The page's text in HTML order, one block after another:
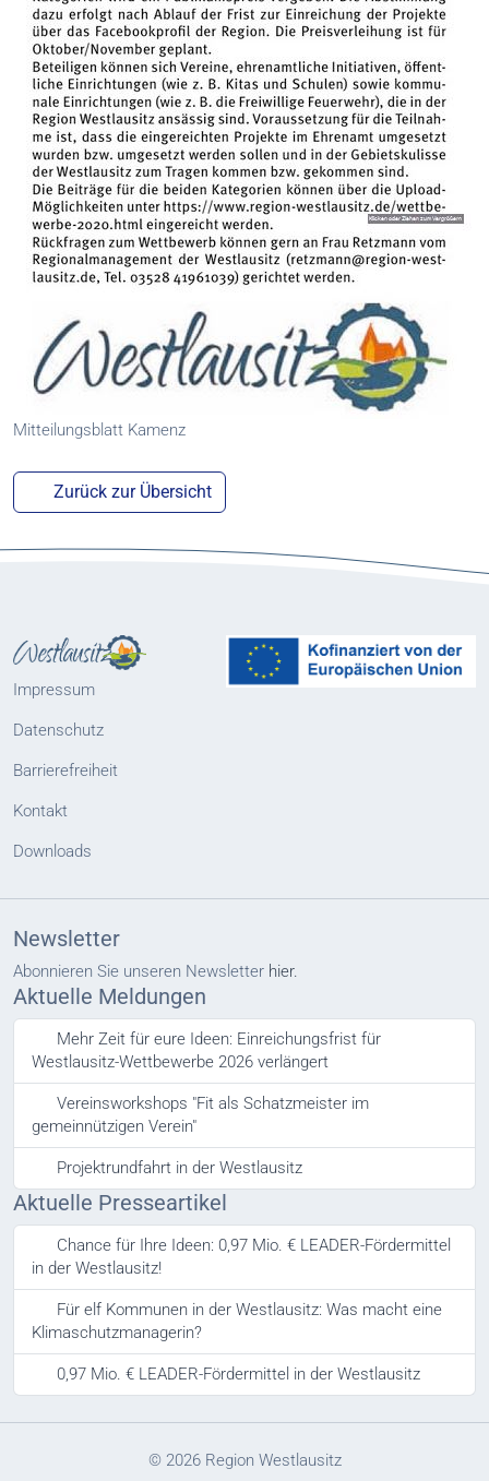
Mitteilungsblatt Kamenz
Zurück zur Übersicht
Impressum
Datenschutz
Barrierefreiheit
Kontakt
Downloads
Newsletter
Abonnieren Sie unseren Newsletter hier.
Aktuelle Meldungen
Mehr Zeit für eure Ideen: Einreichungsfrist für
Westlausitz-Wettbewerbe 2026 verlängert
Vereinsworkshops "Fit als Schatzmeister im
gemeinnützigen Verein"
Projektrundfahrt in der Westlausitz
Aktuelle Presseartikel
Chance für Ihre Ideen: 0,97 Mio. € LEADER-Fördermittel
in der Westlausitz!
Für elf Kommunen in der Westlausitz: Was macht eine
Klimaschutzmanagerin?
0,97 Mio. € LEADER-Fördermittel in der Westlausitz
© 2026 Region Westlausitz